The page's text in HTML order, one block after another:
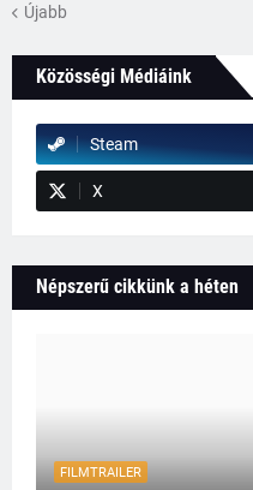
Újabb
Közösségi Médiáink
Steam
X
Népszerű cikkünk a héten
FILMTRAILER